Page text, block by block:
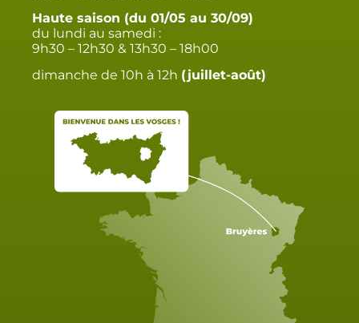
Haute saison (du 01/05 au 30/09)
du lundi au samedi :
9h30 – 12h30 & 13h30 – 18h00
dimanche de 10h à 12h (juillet-août)